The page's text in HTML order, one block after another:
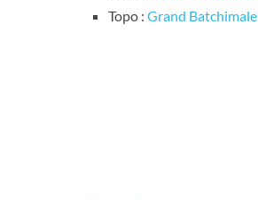
Topo : Grand Batchimale